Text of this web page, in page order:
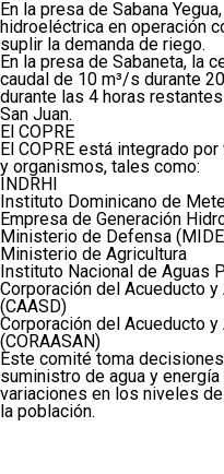
En la presa de Sabana
hidroeléctrica en operación
suplir la demanda de riego.
En la presa de Sabaneta, la
caudal de 10 m³/s durante
durante las 4 horas
San Juan.
El COPRE
El COPRE está integrado
y organismos, tales como:
INDRHI
Instituto Dominicano de
Empresa de Generación
Ministerio de Defensa
Ministerio de Agricultura
Instituto Nacional de Aguas
Corporación del Acueducto
(CAASD)
Corporación del Acueducto
(CORAASAN)
Este comité toma
suministro de agua y
variaciones en los niveles
la población.